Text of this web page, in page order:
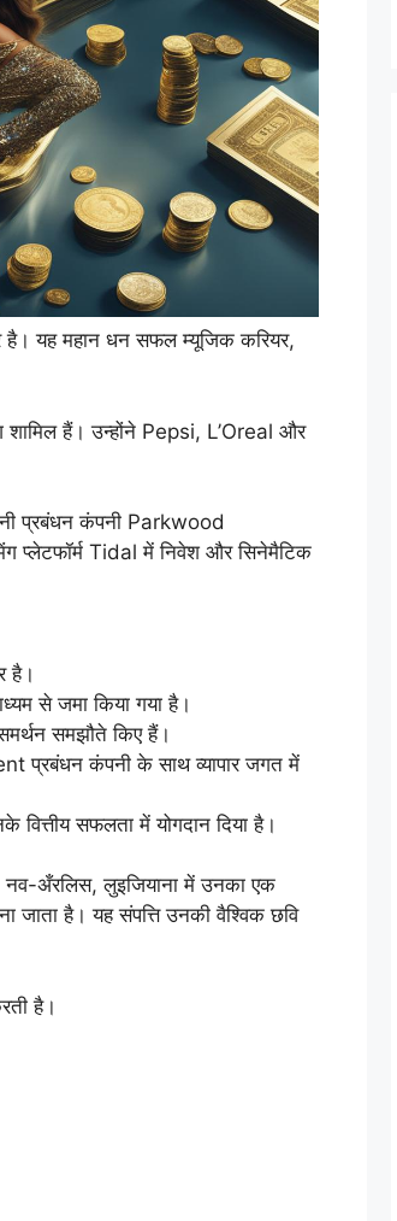
यह महान धन सफल म्यूजिक करियर,
शामिल हैं। उन्होंने Pepsi, L’Oreal और
प्रबंधन कंपनी Parkwood
प्लेटफॉर्म Tidal में निवेश और सिनेमैटिक
है।
से जमा किया गया है।
समझौते किए हैं।
कंपनी के साथ व्यापार जगत में
सफलता में योगदान दिया है।
अँरलिस, लुइजियाना में उनका एक
जाता है। यह संपत्ति उनकी वैश्विक छवि
है।